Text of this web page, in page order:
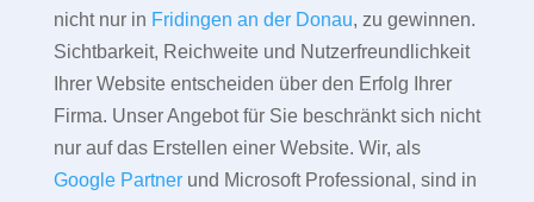
nicht nur in Fridingen an der Donau, zu gewinnen.
Sichtbarkeit, Reichweite und Nutzerfreundlichkeit
Ihrer Website entscheiden über den Erfolg Ihrer
Firma. Unser Angebot für Sie beschränkt sich nicht
nur auf das Erstellen einer Website. Wir, als
Google Partnerund Microsoft Professional, sind in